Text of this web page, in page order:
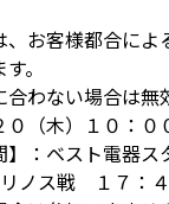
、お客様都合に
。
わない場合は無
０（木）１０：
】：ベスト電器
ノス戦 １７：